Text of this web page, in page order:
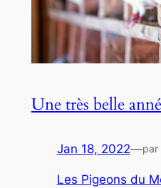
Une très belle
Jan 18, 2022—par
Les Pigeons du